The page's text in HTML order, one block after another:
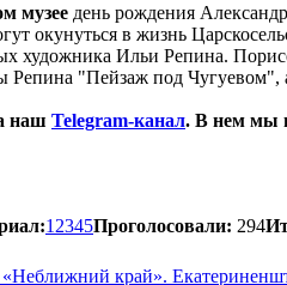
музее день рождения
окунуться в жизнь
художника Ильи Репина.
Репина "Пейзаж под Чугуевом",
наш Telegram-канал. В нем мы
1 2345Проголосовали: 294